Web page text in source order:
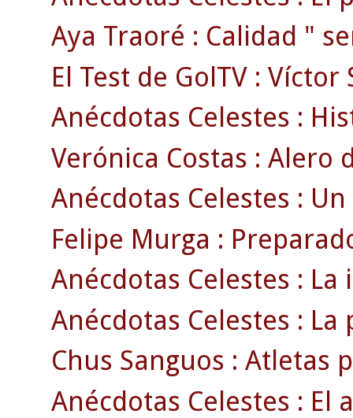
Aya Traoré : Calidad "
El Test de GolTV : Víctor
Anécdotas Celestes :
Verónica Costas : Alero
Anécdotas Celestes :
Felipe Murga :
Anécdotas Celestes :
Anécdotas Celestes :
Chus Sanguos : Atletas
Anécdotas Celestes : El